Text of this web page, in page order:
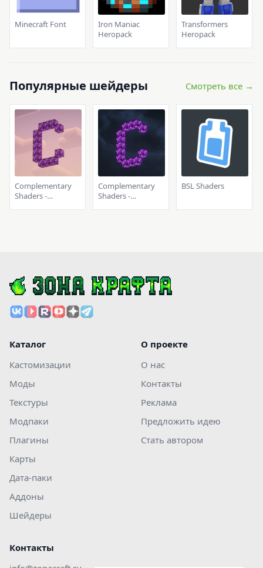
Minecraft Font
Iron Maniac
Heropack
Transformers
Heropack
Популярные шейдеры Смотреть все →
Complementary
Shaders -
Complementary
Shaders -
BSL Shaders
Каталог
Кастомизации
Моды
Текстуры
Модпаки
Плагины
Карты
Дата-паки
Аддоны
Шейдеры
О проекте
О нас
Контакты
Реклама
Предложить идею
Стать автором
Контакты